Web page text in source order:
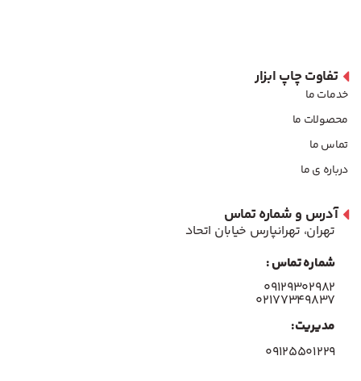
تفاوت چاپ ابزار
خدمات ما
محصولات ما
تماس ما
درباره ی ما
آدرس و شماره تماس
تهران، تهرانپارس خیابان اتحاد
شماره تماس :
۰۹۱۲۹۳۰۲۹۸۲
۰۲۱۷۷۳۴۹۸۳۷
مدیریت:
۰۹۱۲۵۵۰۱۲۲۹